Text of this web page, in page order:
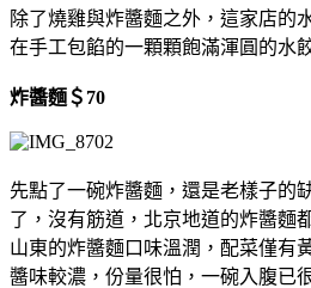
除了燒雞與炸醬麵之外，這家店的
在手工包餡的一顆顆飽滿渾圓的水
炸醬麵＄70
先點了一碗炸醬麵，還是老樣子的
了，沒有筋道，北京地道的炸醬麵
山東的炸醬麵口味溫潤，配菜僅有
醬味較濃，份量很怕，一碗入腹已